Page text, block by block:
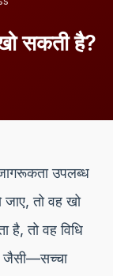
सकती है?
उपलब्ध
जाए, तो वह खो
है, तो वह विधि
जैसी—सच्चा